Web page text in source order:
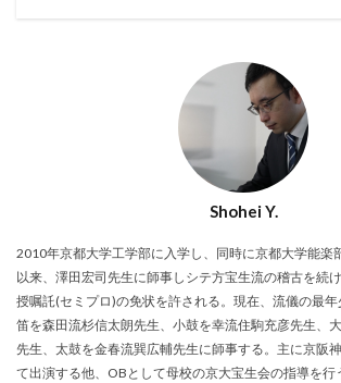
Shohei Y.
2010年京都大学工学部に入学し、同時に京都大学能楽
以来、澤田宏司先生に師事しシテ方宝生流の稽古を続
授嘱託(セミプロ)の免状を許される。現在、流儀の最
笛を森田流杉信太朗先生、小鼓を幸流住駒充彦先生、
先生、太鼓を金春流巽広輔先生に師事する。主に京阪
て出演する他、OBとして母校の京大宝生会の指導を行